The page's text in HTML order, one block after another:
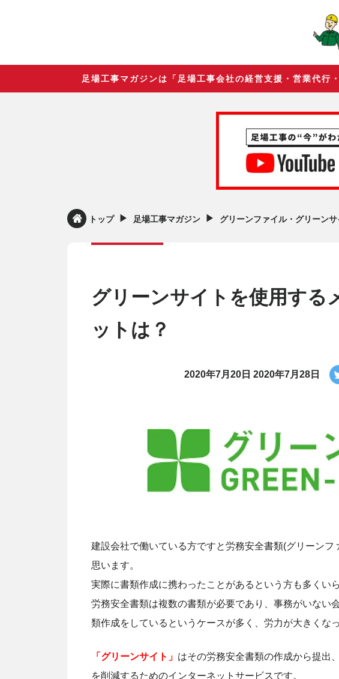
足場工事マガジンは「足場工事会社の経営支援・営業代
トップ ▶︎ 足場工事マガジン ▶︎ グリーンファイル・グリーンサ
グリーンサイトを使用する
ットは？
2020年7月20日 2020年7月28日
建設会社で働いている方ですと労務安全書類(グリーンフ
思います。
実際に書類作成に携わったことがあるという方も多くい
労務安全書類は複数の書類が必要であり、事務がいない
類作成をしているというケースが多く、労力が大きくな
「グリーンサイト」 はその労務安全書類の作成から提出
を削減するためのインターネットサービスです。